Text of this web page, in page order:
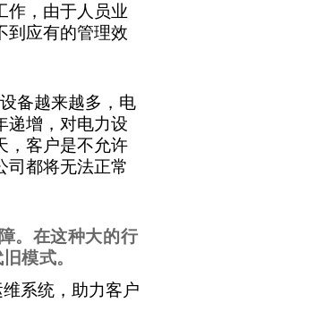
作，由于人员业
到应有的管理效
备越来越多，电
递增，对电力设
，客户是不允许
司都将无法正常
。在这种大的行
模式。
系统，助力客户